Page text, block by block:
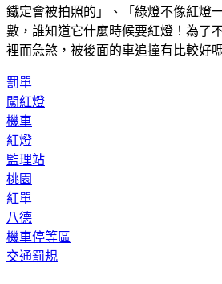
鐵定會被拍照的」、「綠燈不像紅燈
數，誰知道它什麼時候要紅燈！為了
裡而急煞，被後面的車追撞有比較好嗎
罰單
闖紅燈
機車
紅燈
監理站
桃園
紅單
八德
機車停等區
交通罰規